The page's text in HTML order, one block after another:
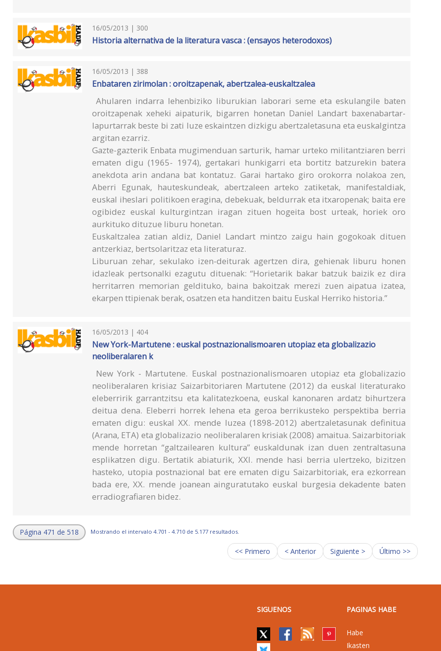
16/05/2013 | 300
Historia alternativa de la literatura vasca : (ensayos heterodoxos)
16/05/2013 | 388
Enbataren zirimolan : oroitzapenak, abertzalea-euskaltzalea
Ahularen indarra lehenbiziko liburukian laborari seme eta eskulangile baten
oroitzapenak xeheki aipaturik, bigarren honetan Daniel Landart baxenabartar-
lapurtarrak beste bi zati luze eskaintzen dizkigu abertzaletasuna eta euskalgintza
argitan ezarriz.
Gazte-gazterik Enbata mugimenduan sarturik, hamar urteko militantziaren berri
ematen digu (1965- 1974), gertakari hunkigarri eta bortitz batzurekin batera
anekdota arin andana bat kontatuz. Garai hartako giro orokorra nolakoa zen,
Aberri Egunak, hauteskundeak, abertzaleen arteko zatiketak, manifestaldiak,
euskal iheslari politikoen eragina, debekuak, beldurrak eta itxaropenak; baita ere
ogibidez euskal kulturgintzan iragan zituen hogeita bost urteak, horiek oro
aurkituko dituzue liburu honetan.
Euskaltzalea zatian aldiz, Daniel Landart mintzo zaigu hain gogokoak dituen
antzerkiaz, bertsolaritzaz eta literaturaz.
Liburuan zehar, sekulako izen-deiturak agertzen dira, gehienak liburu honen
idazleak pertsonalki ezagutu dituenak: “Horietarik bakar batzuk baizik ez dira
herritarren memorian geldituko, baina bakoitzak merezi zuen aipatua izatea,
ekarpen ttipienak berak, osatzen eta handitzen baitu Euskal Herriko historia.”
16/05/2013 | 404
New York-Martutene : euskal postnazionalismoaren utopiaz eta globalizazio
neoliberalaren k
New York - Martutene. Euskal postnazionalismoaren utopiaz eta globalizazio
neoliberalaren krisiaz Saizarbitoriaren Martutene (2012) da euskal literaturako
eleberririk garrantzitsu eta kalitatezkoena, euskal kanonaren ardatz bihurtzera
deitua dena. Eleberri horrek lehena eta geroa berrikusteko perspektiba berria
ematen digu: euskal XX. mende luzea (1898-2012) abertzaletasunak definitua
(Arana, ETA) eta globalizazio neoliberalaren krisiak (2008) amaitua. Saizarbitoriak
mende horretan “galtzailearen kultura” euskaldunak izan duen zentraltasuna
esplikatzen digu. Bertatik abiaturik, XXI. mende hasi berria ulertzeko, bizitzen
hasteko, utopia postnazional bat ere ematen digu Saizarbitoriak, era ezkorrean
bada ere, XX. mende joanean ainguratutako euskal burgesia dekadente baten
erradiografiaren bidez.
Página 471 de 518 Mostrando el intervalo 4.701 - 4.710 de 5.177 resultados.
<< Primero < Anterior Siguiente > Último >>
SIGUENOS PAGINAS HABE
Habe
Ikasten